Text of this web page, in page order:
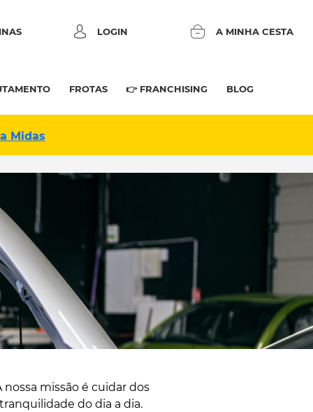
LOGIN A MINHA CESTA
FROTAS 👉 FRANCHISING BLOG
Midas
missão é cuidar dos
do dia a dia.